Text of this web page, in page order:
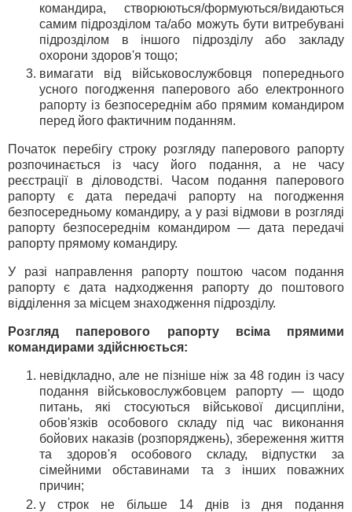
командира, створюються/формуються/видаються
самим підрозділом та/або можуть бути витребувані
підрозділом в іншого підрозділу або закладу
охорони здоров'я тощо;
вимагати від військовослужбовця попереднього
усного погодження паперового або електронного
рапорту із безпосереднім або прямим командиром
перед його фактичним поданням.
Початок перебігу строку розгляду паперового рапорту
розпочинається із часу його подання, а не часу
реєстрації в діловодстві. Часом подання паперового
рапорту є дата передачі рапорту на погодження
безпосередньому командиру, а у разі відмови в розгляді
рапорту безпосереднім командиром — дата передачі
рапорту прямому командиру.
У разі направлення рапорту поштою часом подання
рапорту є дата надходження рапорту до поштового
відділення за місцем знаходження підрозділу.
Розгляд паперового рапорту всіма прямими
командирами здійснюється:
невідкладно, але не пізніше ніж за 48 годин із часу
подання військовослужбовцем рапорту — щодо
питань, які стосуються військової дисципліни,
обов'язків особового складу під час виконання
бойових наказів (розпоряджень), збереження життя
та здоров'я особового складу, відпустки за
сімейними обставинами та з інших поважних
причин;
у строк не більше 14 днів із дня подання